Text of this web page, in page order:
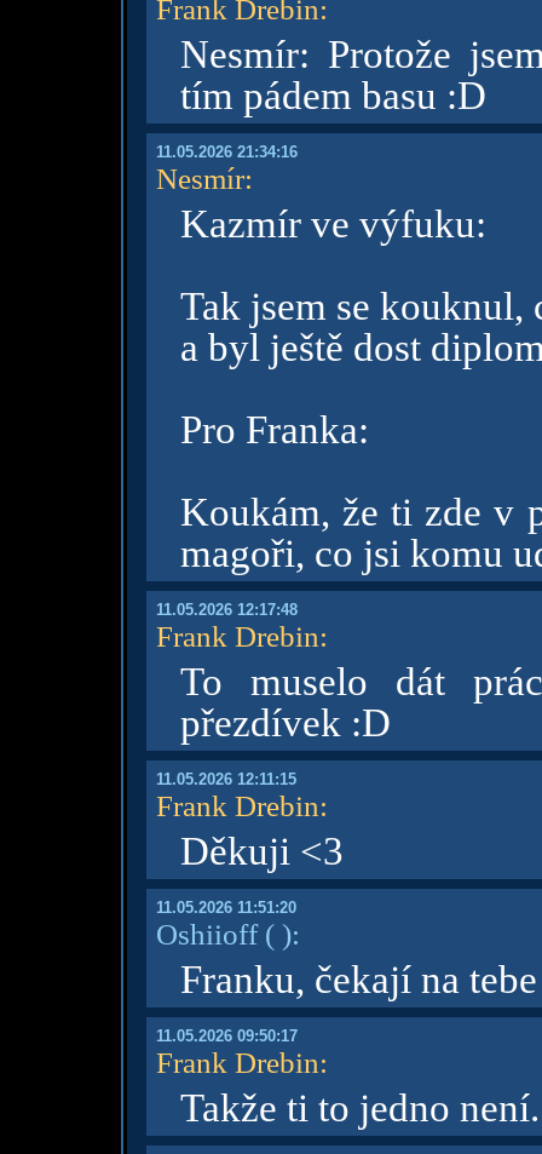
Frank Drebin:
Nesmír: Protože
tím pádem basu :D
11.05.2026 21:34:16
Nesmír:
Kazmír ve výfuku:
Tak jsem se kouknul,
a byl ještě dost
Pro Franka:
Koukám, že ti zde v
magoři, co jsi komu
11.05.2026 12:17:48
Frank Drebin:
To muselo dát
přezdívek :D
11.05.2026 12:11:15
Frank Drebin:
Děkuji <3
11.05.2026 11:51:20
Oshiioff( ):
Franku, čekají na
11.05.2026 09:50:17
Frank Drebin:
Takže ti to jedno